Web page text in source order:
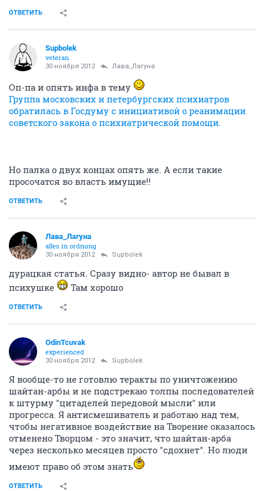
ОТВЕТИТЬ
Supbolek
veteran
30 ноября 2012 Лава_Лагуна
Оп-па и опять инфа в тему
Группа московских и петербургских психиатров
обратилась в Госдуму с инициативой о реанимации
советского закона о психиатрической помощи.
Но палка о двух концах опять же. А если такие
просочатся во власть имущие!!
ОТВЕТИТЬ
Лава_Лагуна
alles in ordnung
30 ноября 2012 Supbolek
дурацкая статья. Сразу видно- автор не бывал в
психушке
Там хорошо
ОТВЕТИТЬ
OdinTcuvak
experienced
30 ноября 2012 Supbolek
Я вообще-то не готовлю теракты по уничтожению
шайтан-арбы и не подстрекаю толпы последователей
к штурму "цитаделей передовой мысли" или
прогресса. Я антисмешиватель и работаю над тем,
чтобы негативное воздействие на Творение оказалось
отменено Творцом - это значит, что шайтан-арба
через несколько месяцев просто "сдохнет". Но люди
имеют право об этом знать
ОТВЕТИТЬ